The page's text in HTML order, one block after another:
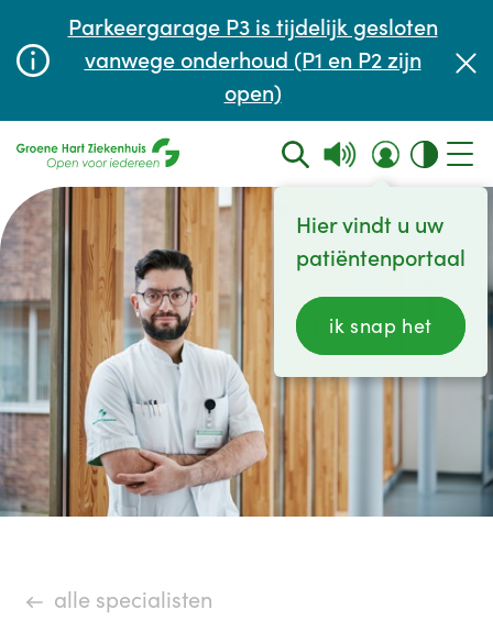
Parkeergarage P3 is tijdelijk gesloten
vanwege onderhoud (P1 en P2 zijn
open)
Hier vindt u uw
patiëntenportaal
ik snap het
Wachttijden
alle specialisten